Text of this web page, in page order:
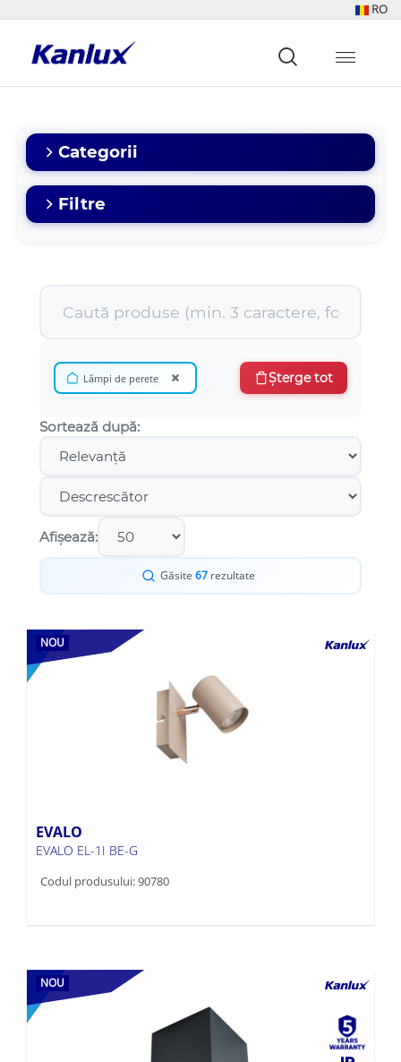
RO
główna
Categorii
Filtre
Lămpi de perete × Șterge tot
Sortează după:
Afișează:
Găsite 67 rezultate
NOU
EVALO
EVALO EL-1I BE-G
Codul produsului: 90780
NOU